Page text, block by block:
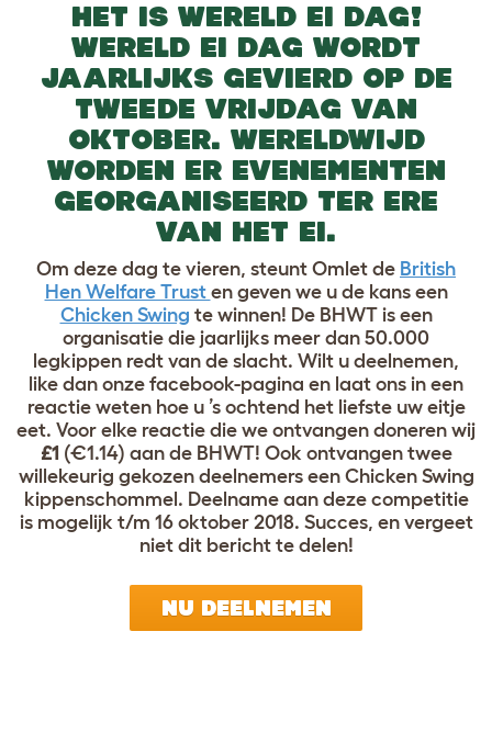
HET IS WERELD EI DAG!
WERELD EI DAG WORDT
JAARLIJKS GEVIERD OP DE
TWEEDE VRIJDAG VAN
OKTOBER. WERELDWIJD
WORDEN ER EVENEMENTEN
GEORGANISEERD TER ERE
VAN HET EI.
Om deze dag te vieren, steunt Omlet de British
Hen Welfare Trust en geven we u de kans een
Chicken Swing te winnen! De BHWT is een
organisatie die jaarlijks meer dan 50.000
legkippen redt van de slacht. Wilt u deelnemen,
like dan onze facebook-pagina en laat ons in een
reactie weten hoe u ’s ochtend het liefste uw eitje
eet. Voor elke reactie die we ontvangen doneren wij
£1 (€1.14) aan de BHWT! Ook ontvangen twee
willekeurig gekozen deelnemers een Chicken Swing
kippenschommel. Deelname aan deze competitie
is mogelijk t/m 16 oktober 2018. Succes, en vergeet
niet dit bericht te delen!
NU DEELNEMEN